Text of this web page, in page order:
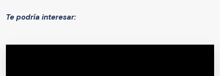
Te podría interesar: